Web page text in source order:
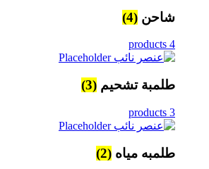
شاحن (4)
4 products
طلمبة تشحيم (3)
3 products
طلمبه مياه (2)